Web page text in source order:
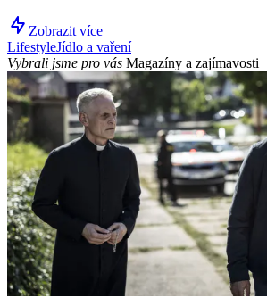
Zobrazit více
LifestyleJídlo a vaření
Vybrali jsme pro vás Magazíny a zajímavosti